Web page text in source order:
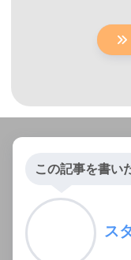
この記事を書い
ス